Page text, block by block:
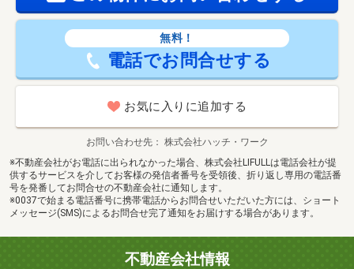
無料！
電話でお問合せする
お気に入りに追加する
お問い合わせ先
株式会社ハッチ・ワーク
※不動産会社がお電話に出られなかった場合、株式会社LIFULLは電話会社が提
供するサービスを介してお客様の発信者番号を受領後、折り返し専用の電話番
号を発番してお問合せの不動産会社に通知します。
※0037で始まる電話番号に携帯電話からお問合せいただいた方には、ショート
メッセージ(SMS)によるお問合せ完了通知をお届けする場合があります。
不動産会社情報